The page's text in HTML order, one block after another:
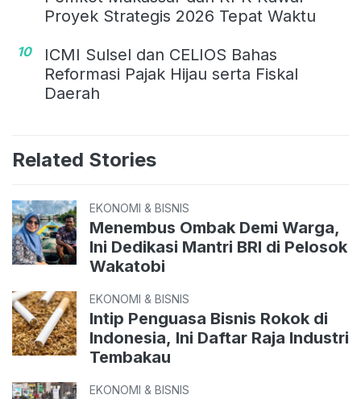
Proyek Strategis 2026 Tepat Waktu
10
ICMI Sulsel dan CELIOS Bahas
Reformasi Pajak Hijau serta Fiskal
Daerah
Related Stories
EKONOMI & BISNIS
Menembus Ombak Demi Warga,
Ini Dedikasi Mantri BRI di Pelosok
Wakatobi
EKONOMI & BISNIS
Intip Penguasa Bisnis Rokok di
Indonesia, Ini Daftar Raja Industri
Tembakau
EKONOMI & BISNIS